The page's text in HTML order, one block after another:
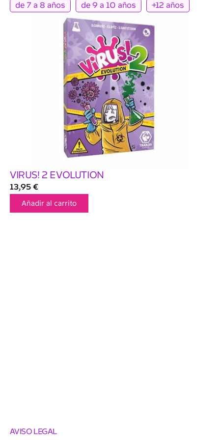
de 7 a 8 años
de 9 a 10 años +12 años
VIRUS! 2 EVOLUTION
13,95 €
Añadir al carrito
AVISO LEGAL